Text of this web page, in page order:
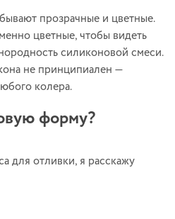
прозрачные и цветные.
цветные, чтобы видеть
силиконовой смеси.
не принципиален —
колера.
форму?
для отливки, я расскажу